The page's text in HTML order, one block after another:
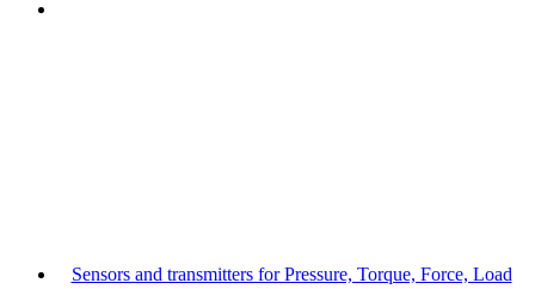
Sensors and transmitters for Pressure, Torque, Force, Load